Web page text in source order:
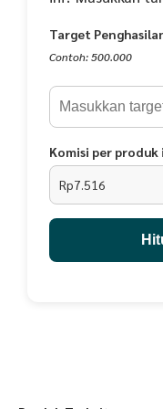
Black, Maroon, Teracotta,
• Kartu garansi
• Silica gel / pengawet
• Kartu ucapan terimakasih
Target
Contoh: 500.000
Komisi per produk
Rp7.516